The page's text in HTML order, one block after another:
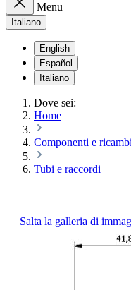
Menu
Italiano
English
Español
Italiano
Dove sei:
Home
Componenti e
Tubi e raccordi
Salta la galleria di